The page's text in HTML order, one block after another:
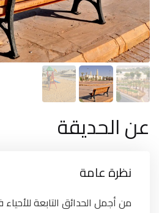
عن الحديقة
نظرة عامة
من أجمل الحدائق التابعة